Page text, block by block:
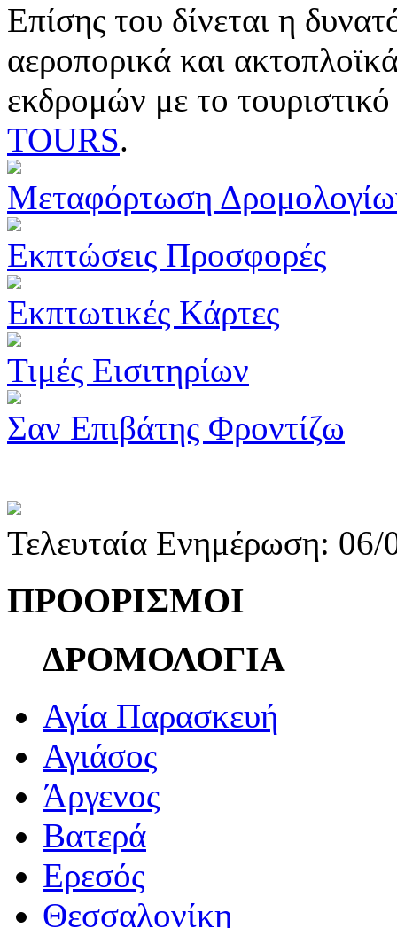
Επίσης του δίνεται η
αεροπορικά και
εκδρομών με το
TOURS.
Μεταφόρτωση
Εκπτώσεις Προσφορές
Εκπτωτικές Κάρτες
Τιμές Εισιτηρίων
Σαν Επιβάτης Φροντίζω
Τελευταία Ενημέρωση:
ΠΡΟΟΡΙΣΜΟΙ
ΔΡΟΜΟΛΟΓΙΑ
Αγία Παρασκευή
Αγιάσος
Άργενος
Βατερά
Ερεσός
Θεσσαλονίκη